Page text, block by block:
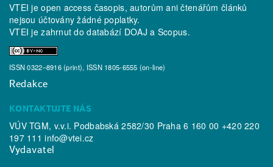
VTEI je open access časopis, autorům ani čtenářům článků
nejsou účtovány žádné poplatky.
VTEI je zahrnut do databází DOAJ a Scopus.
ISSN 0322–8916 (print), ISSN 1805-6555 (on-line)
Redakce
KONTAKTUJTE NÁS
VÚV TGM, v.v.i. Podbabská 2582/30 Praha 6 160 00 +420 220
197 111info@vtei.cz
Vydavatel